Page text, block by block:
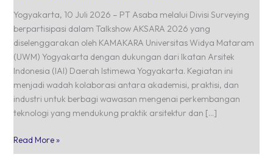
Yogyakarta, 10 Juli 2026 – PT Asaba melalui Divisi Surveying
berpartisipasi dalam Talkshow AKSARA 2026 yang
diselenggarakan oleh KAMAKARA Universitas Widya Mataram
(UWM) Yogyakarta dengan dukungan dari Ikatan Arsitek
Indonesia (IAI) Daerah Istimewa Yogyakarta. Kegiatan ini
menjadi wadah kolaborasi antara akademisi, praktisi, dan
industri untuk berbagi wawasan mengenai perkembangan
teknologi yang mendukung praktik arsitektur dan […]
Read More »